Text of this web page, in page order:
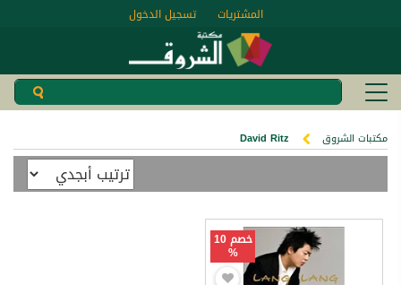
تسجيل الدخول المشتريات
مكتبات الشروق David Ritz
خصم 10
%